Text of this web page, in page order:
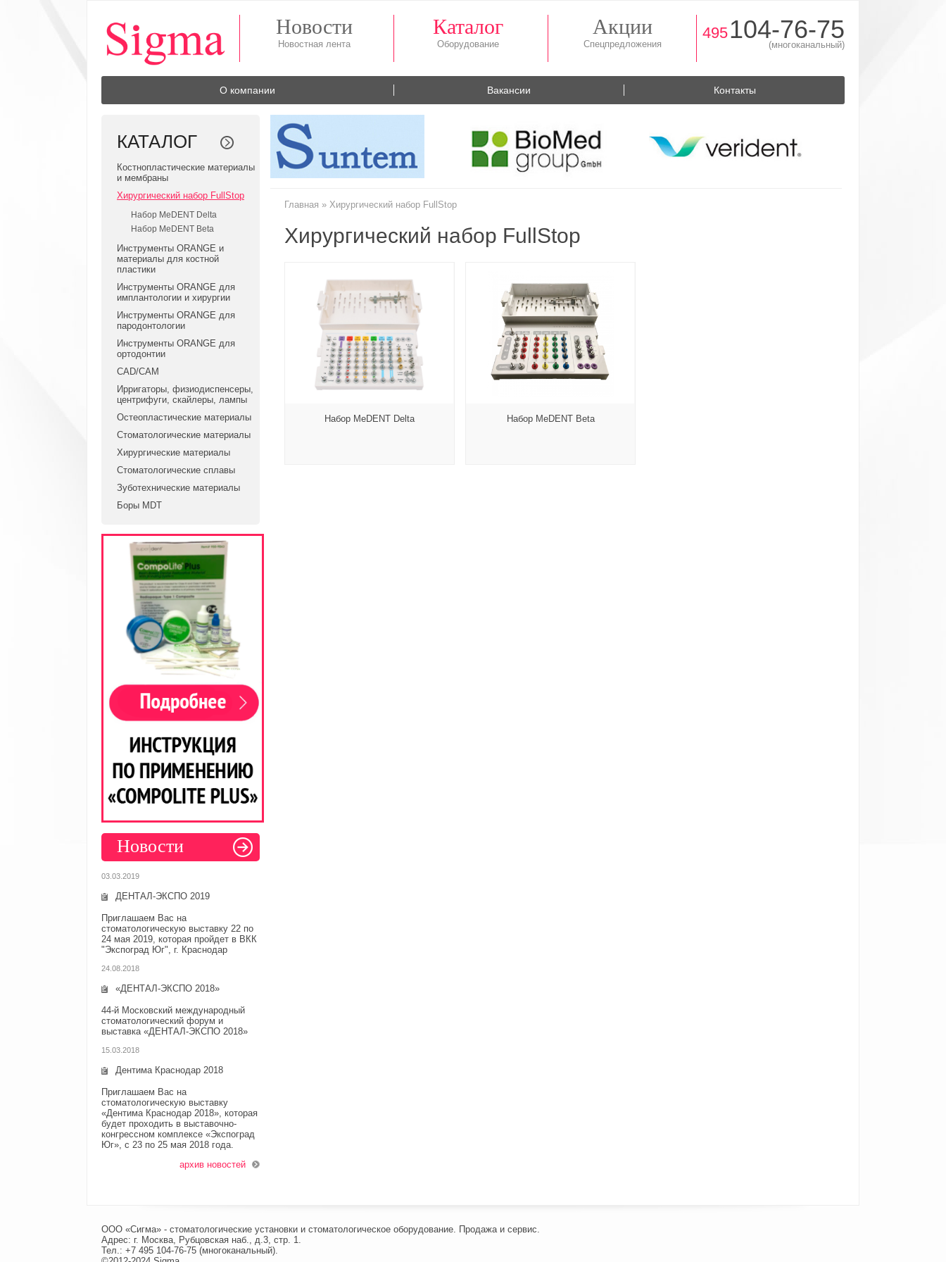
Новости Каталог Акции 495104-76-75
(многоканальный)
О компании Вакансии Контакты
КАТАЛОГ
Костнопластические материалы
и мембраны
Хирургический набор FullStop
Набор MeDENT Delta
Набор MeDENT Beta
Инструменты ORANGE и
материалы для костной
пластики
Инструменты ORANGE для
имплантологии и хирургии
Инструменты ORANGE для
пародонтологии
Инструменты ORANGE для
ортодонтии
CAD/CAM
Ирригаторы, физиодиспенсеры,
центрифуги, скайлеры, лампы
Остеопластические материалы
Стоматологические материалы
Хирургические материалы
Стоматологические сплавы
Зуботехнические материалы
Боры MDT
Новости
03.03.2019
ДЕНТАЛ-ЭКСПО 2019
Приглашаем Вас на
стоматологическую выставку 22 по
24 мая 2019, которая пройдет в ВКК
"Экспоград Юг", г. Краснодар
24.08.2018
«ДЕНТАЛ-ЭКСПО 2018»
44-й Московский международный
стоматологический форум и
выставка «ДЕНТАЛ-ЭКСПО 2018»
15.03.2018
Дентима Краснодар 2018
Приглашаем Вас на
стоматологическую выставку
«Дентима Краснодар 2018», которая
будет проходить в выставочно-
конгрессном комплексе «Экспоград
Юг», с 23 по 25 мая 2018 года.
архив новостей
Главная » Хирургический набор FullStop
Хирургический набор FullStop
Набор MeDENT Delta Набор MeDENT Beta
ООО «Сигма» - стоматологические установки и стоматологическое оборудование. Продажа и сервис.
Адрес: г. Москва, Рубцовская наб., д.3, стр. 1.
Тел.: +7 495 104-76-75 (многоканальный).